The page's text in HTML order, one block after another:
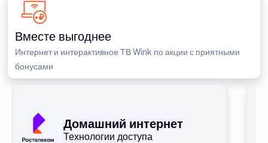
Вместе выгоднее
Интернет и интерактивное ТВ Wink по акции с приятными
бонусами
Домашний интернет
Технологии доступа